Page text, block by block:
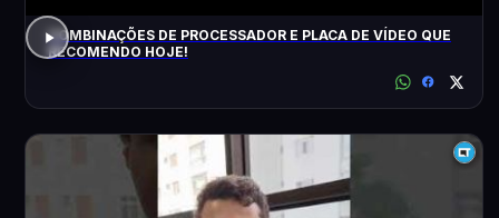
COMBINAÇÕES DE PROCESSADOR E PLACA DE VÍDEO QUE
RECOMENDO HOJE!